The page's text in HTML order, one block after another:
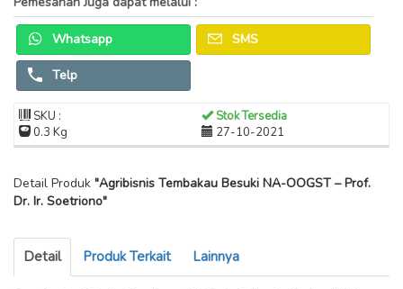
Whatsapp SMS
Telp
SKU :
Stok Tersedia
0.3 Kg
27-10-2021
Detail Produk "Agribisnis Tembakau Besuki NA-OOGST – Prof.
Dr. Ir. Soetriono"
Detail Produk Terkait Lainnya